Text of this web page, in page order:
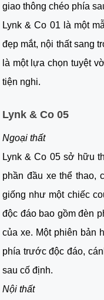
giao thông chéo phía
Lynk & Co 01 là một
đẹp mắt, nội thất sang
là một lựa chọn tuyệt
tiện nghi.
Lynk & Co 05
Ngoại thất
Lynk & Co 05 sở hữu
phần đầu xe thể thao,
giống như một chiếc
độc đáo bao gồm đèn
của xe. Một phiên bản
phía trước độc đáo,
sau cố định.
Nội thất